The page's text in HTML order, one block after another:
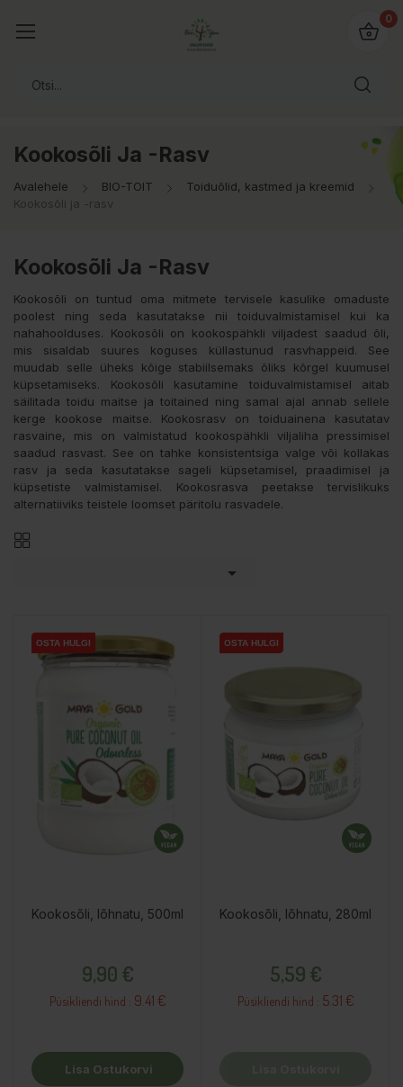
0
Kookosõli Ja -rasv
Avalehele BIO-TOIT
Toiduõlid, kastmed ja kreemid
Kookosõli ja -rasv
Kookosõli Ja -rasv
Kookosõli on tuntud oma mitmete tervisele kasulike omaduste
poolest ning seda kasutatakse nii toiduvalmistamisel kui ka
nahahoolduses. Kookosõli on kookospähkli viljadest saadud õli,
mis sisaldab suures koguses küllastunud rasvhappeid. See
muudab selle üheks kõige stabiilsemaks õliks kõrgel kuumusel
küpsetamiseks. Kookosõli kasutamine toiduvalmistamisel aitab
säilitada toidu maitse ja toitained ning samal ajal annab sellele
kerge kookose maitse. Kookosrasv on toiduainena kasutatav
rasvaine, mis on valmistatud kookospähkli viljaliha pressimisel
saadud rasvast. See on tahke konsistentsiga valge või kollakas
rasv ja seda kasutatakse sageli küpsetamisel, praadimisel ja
küpsetiste valmistamisel. Kookosrasva peetakse tervislikuks
alternatiiviks teistele loomset päritolu rasvadele.

OSTA HULGI
OSTA HULGI
OSTA HULGI
Kookosõli, lõhnatu, 500ml
9,90 €
Püsikliendi hind : 9.41 €
Lisa Ostukorvi
OSTA HULGI
OSTA HULGI
OSTA HULGI
Kookosõli, lõhnatu, 280ml
5,59 €
Püsikliendi hind : 5.31 €